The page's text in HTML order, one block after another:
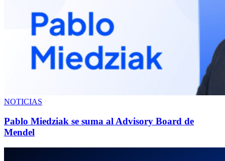
NOTICIAS
Pablo Miedziak se suma al Advisory Board de
Mendel